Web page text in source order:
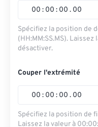
00 : 00 : 00 . 00
Spécifiez la position de
(HH:MM:SS.MS).
désactiver.
Couper l'extrémité
00 : 00 : 00 . 00
Spécifiez la position de
Laissez la valeur à